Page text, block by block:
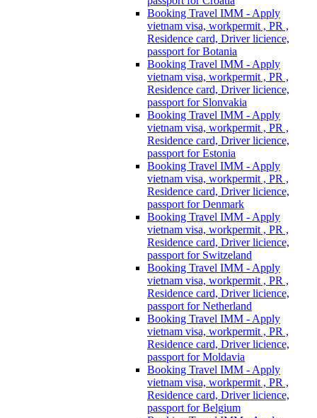
Booking Travel IMM - Apply
vietnam visa, workpermit , PR ,
Residence card, Driver licience,
passport for Botania
Booking Travel IMM - Apply
vietnam visa, workpermit , PR ,
Residence card, Driver licience,
passport for Slonvakia
Booking Travel IMM - Apply
vietnam visa, workpermit , PR ,
Residence card, Driver licience,
passport for Estonia
Booking Travel IMM - Apply
vietnam visa, workpermit , PR ,
Residence card, Driver licience,
passport for Denmark
Booking Travel IMM - Apply
vietnam visa, workpermit , PR ,
Residence card, Driver licience,
passport for Switzeland
Booking Travel IMM - Apply
vietnam visa, workpermit , PR ,
Residence card, Driver licience,
passport for Netherland
Booking Travel IMM - Apply
vietnam visa, workpermit , PR ,
Residence card, Driver licience,
passport for Moldavia
Booking Travel IMM - Apply
vietnam visa, workpermit , PR ,
Residence card, Driver licience,
passport for Belgium